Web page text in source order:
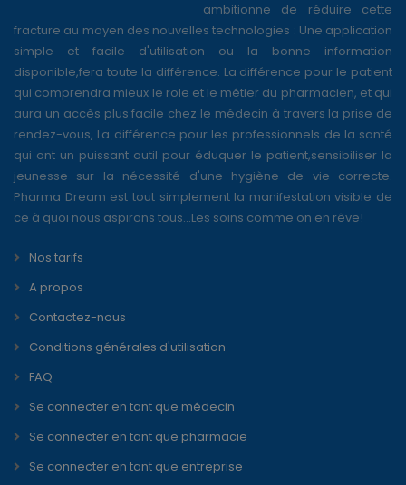
ambitionne de réduire cette
fracture au moyen des nouvelles technologies : Une application
simple et facile d'utilisation ou la bonne information
disponible,fera toute la différence. La différence pour le patient
qui comprendra mieux le role et le métier du pharmacien, et qui
aura un accès plus facile chez le médecin à travers la prise de
rendez-vous, La différence pour les professionnels de la santé
qui ont un puissant outil pour éduquer le patient,sensibiliser la
jeunesse sur la nécessité d'une hygiène de vie correcte.
Pharma Dream est tout simplement la manifestation visible de
ce à quoi nous aspirons tous...Les soins comme on en rêve!
Nos tarifs
A propos
Contactez-nous
Conditions générales d'utilisation
FAQ
Se connecter en tant que médecin
Se connecter en tant que pharmacie
Se connecter en tant que entreprise